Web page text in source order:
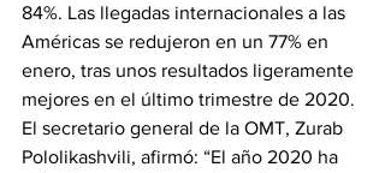
84%. Las llegadas internacionales a las
Américas se redujeron en un 77% en
enero, tras unos resultados ligeramente
mejores en el último trimestre de 2020.
El secretario general de la OMT, Zurab
Pololikashvili, afirmó: “El año 2020 ha